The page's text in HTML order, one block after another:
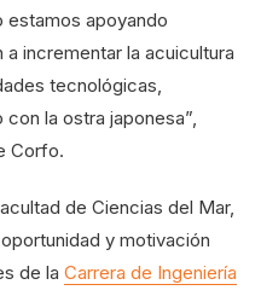
estamos apoyando
incrementar la acuicultura
tecnológicas,
la ostra japonesa”,
Corfo.
de Ciencias del Mar,
y motivación
de la Carrera de Ingeniería